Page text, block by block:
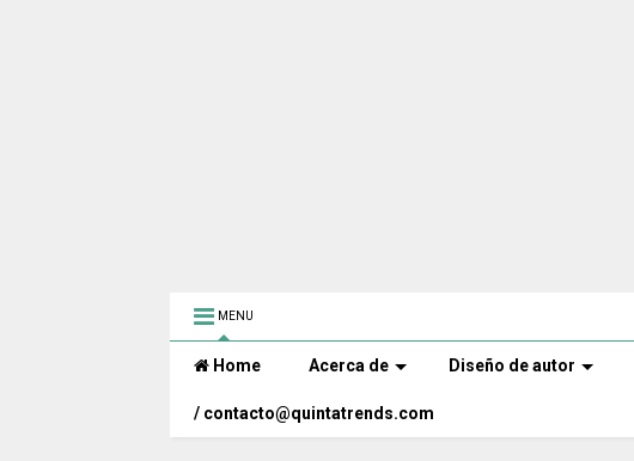
MENU
Home Acerca de Diseño de autor
/ contacto@quintatrends.com